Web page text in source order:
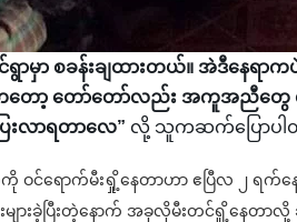
ာမှာ စခန်းချထားတယ်။ အဲဒီနေရာ
တော့ တော်တော်လည်း အကူအညီတွေ
လာရတာလေ” လို့ သူကဆက်ပြောပါ
င်ရောက်မီးရှို့နေတာဟာ ဧပြီလ ၂ ရက်နေ့
ားခဲ့ပြီးတဲ့နောက် အခုလိုမီးတင်ရှို့နေတာ